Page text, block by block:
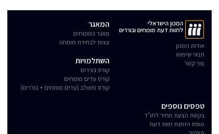
המכון הישראלי
לחוות דעת מומחים ובוררים
אודות המכון
תנאי שימוש
צור קשר
המאגר
מאגר המומחים
עצות לבחירת מומחה
השתלמויות
קורס בוררים
קורס עדים מומחים
קורס משולב (עדים מומחים + בוררים)
טפסים נוספים
בקשת הצעת מחיר לחו"ד
טופס הזמנת חוות דעת